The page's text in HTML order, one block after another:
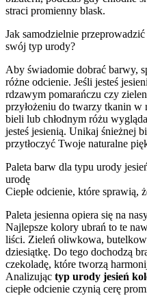
straci promienny blask.
Jak samodzielnie
swój typ urody?
Aby świadomie dobrać barwy,
różne odcienie. Jeśli jesteś
rdzawym pomarańczu czy
przyłożeniu do twarzy tkanin w
bieli lub chłodnym różu
jesteś jesienią. Unikaj śnieżnej
przytłoczyć Twoje naturalne
Paleta barw dla typu urody
urodę
Ciepłe odcienie, które sprawią,
Paleta jesienna opiera się na
Najlepsze kolory ubrań to te
liści. Zieleń oliwkowa,
dziesiątkę. Do tego dochodzą
czekoladę, które tworzą
Analizując typ urody jesień
ciepłe odcienie czynią cerę